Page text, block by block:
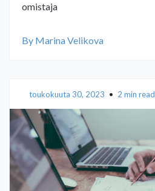
omistaja
By Marina Velikova
toukokuuta 30, 2023 • 2 min read